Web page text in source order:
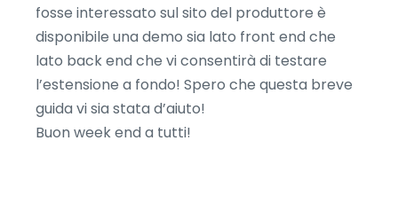
fosse interessato sul sito del produttore è
disponibile una demo sia lato front end che
lato back end che vi consentirà di testare
l’estensione a fondo! Spero che questa breve
guida vi sia stata d’aiuto!
Buon week end a tutti!